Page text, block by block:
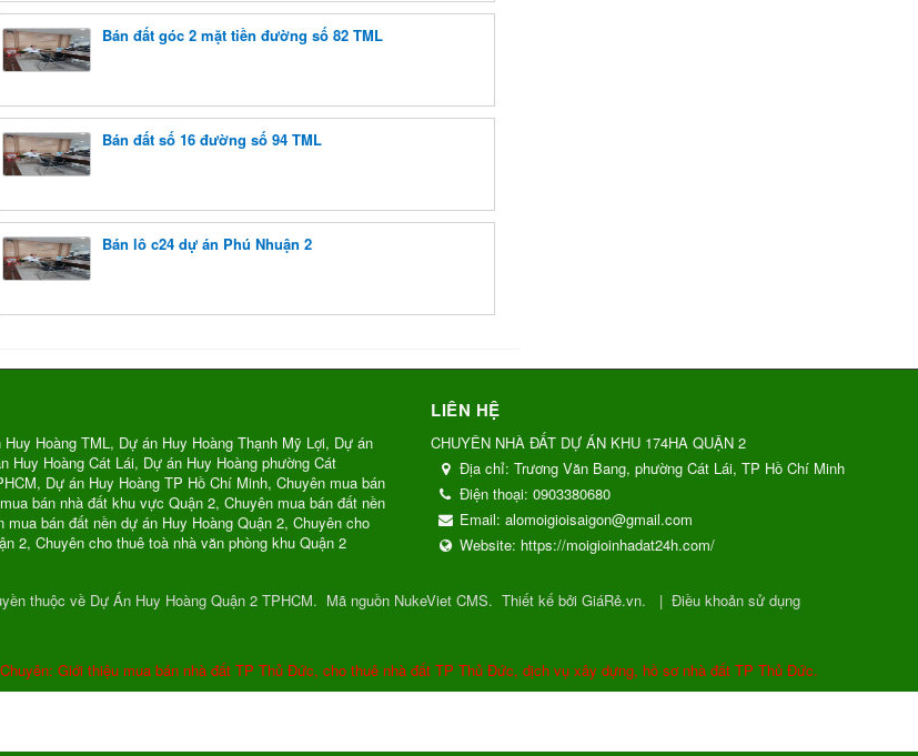
Bán đất góc 2 mặt tiền đường số 82 TML
Bán đất số 16 đường số 94 TML
Bán lô c24 dự án Phú Nhuận 2
Hoàng TML, Dự án Huy Hoàng Thạnh Mỹ Lợi, Dự án
Huy Hoàng Cát Lái, Dự án Huy Hoàng phường Cát
Dự án Huy Hoàng TP Hồ Chí Minh, Chuyên mua bán
bán nhà đất khu vực Quận 2, Chuyên mua bán đất nền
mua bán đất nền dự án Huy Hoàng Quận 2, Chuyên cho
2, Chuyên cho thuê toà nhà văn phòng khu Quận 2
LIÊN HỆ
CHUYÊN NHÀ ĐẤT DỰ ÁN KHU 174HA QUẬN 2
Địa chỉ:Trương Văn Bang, phường Cát Lái, TP Hồ Chí Minh
Điện thoại:0903380680
Email:alomoigioisaigon@gmail.com
Website: https://moigioinhadat24h.com/
thuộc về Dự Án Huy Hoàng Quận 2 TPHCM. Mã nguồn NukeViet CMS. Thiết kế bởi GiáRẻ.vn. | Điều khoản sử dụng
Chuyên: Giới thiệu mua bán nhà đất TP Thủ Đức, cho thuê nhà đất TP Thủ Đức, dịch vụ xây dựng, hồ sơ nhà đất TP Thủ Đức.